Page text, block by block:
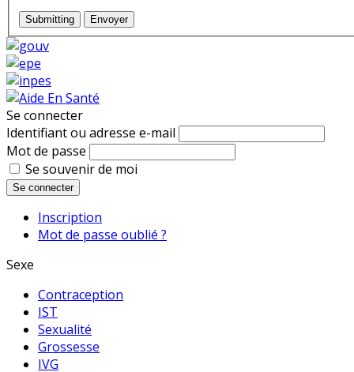
Submitting Envoyer
Se connecter
Identifiant ou adresse e-mail
Mot de passe
Se souvenir de moi
Se connecter
Inscription
Mot de passe oublié ?
Sexe
Contraception
IST
Sexualité
Grossesse
IVG